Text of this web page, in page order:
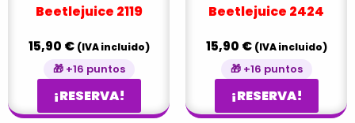
Beetlejuice 2119
15,90 € (IVA incluido)
🎁 +16 puntos
¡RESERVA!
Beetlejuice 2424
15,90 € (IVA incluido)
🎁 +16 puntos
¡RESERVA!